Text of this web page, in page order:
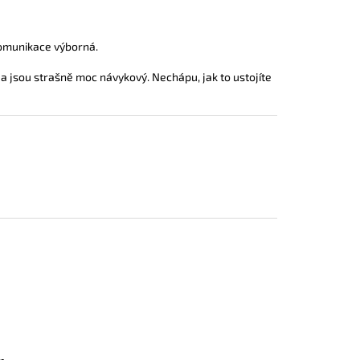
výborná.
jsou strašně moc návykový. Nechápu, jak to ustojíte